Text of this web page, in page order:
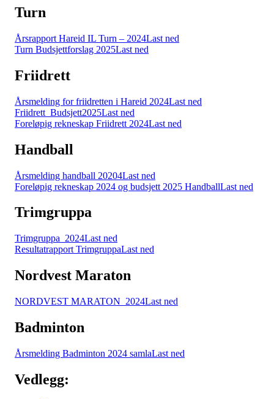
Turn
Årsrapport Hareid IL Turn – 2024Last ned
Turn Budsjettforslag 2025Last ned
Friidrett
Årsmelding for friidretten i Hareid 2024Last ned
Friidrett_Budsjett2025Last ned
Foreløpig rekneskap Friidrett 2024Last ned
Handball
Årsmelding handball 20204Last ned
Foreløpig rekneskap 2024 og budsjett 2025 HandballLast ned
Trimgruppa
Trimgruppa_2024Last ned
Resultatrapport TrimgruppaLast ned
Nordvest Maraton
NORDVEST MARATON_2024Last ned
Badminton
Årsmelding Badminton 2024 samlaLast ned
Vedlegg: